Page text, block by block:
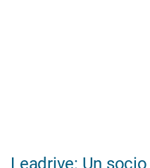
Leadrive: Un